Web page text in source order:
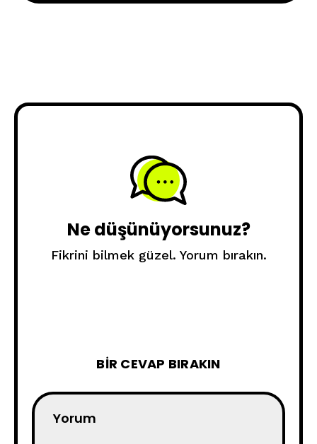
Ne düşünüyorsunuz?
Fikrini bilmek güzel. Yorum bırakın.
BIR CEVAP BIRAKIN